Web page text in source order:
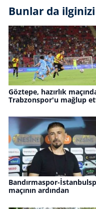
Bunlar da
Göztepe, hazırlık
Trabzonspor'u mağlup
Bandırmaspor-
maçının ardından